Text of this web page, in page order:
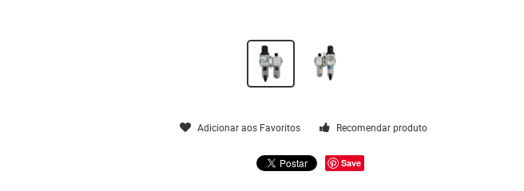
Adicionar aos Favoritos Recomendar produto
Save